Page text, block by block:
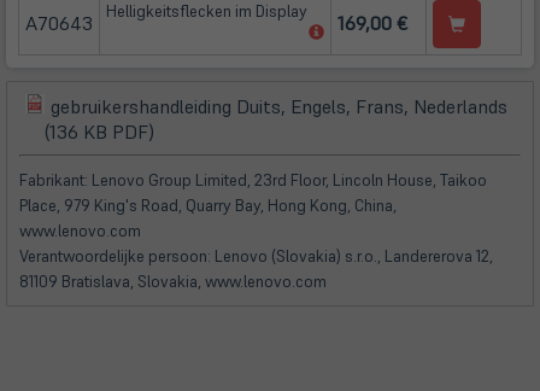
A70643
Helligkeitsflecken im Display
(öffnet
Tab)
169,00 €
(öffnet
in
neuem
Tab)
gebruikershandleiding Duits, Engels, Frans, Nederlands
(136 KB PDF)
in
neuem
Tab)
Fabrikant: Lenovo Group Limited, 23rd Floor, Lincoln House, Taikoo
Place, 979 King's Road, Quarry Bay, Hong Kong, China,
www.lenovo.com
Verantwoordelijke persoon: Lenovo (Slovakia) s.r.o., Landererova 12,
81109 Bratislava, Slovakia, www.lenovo.com